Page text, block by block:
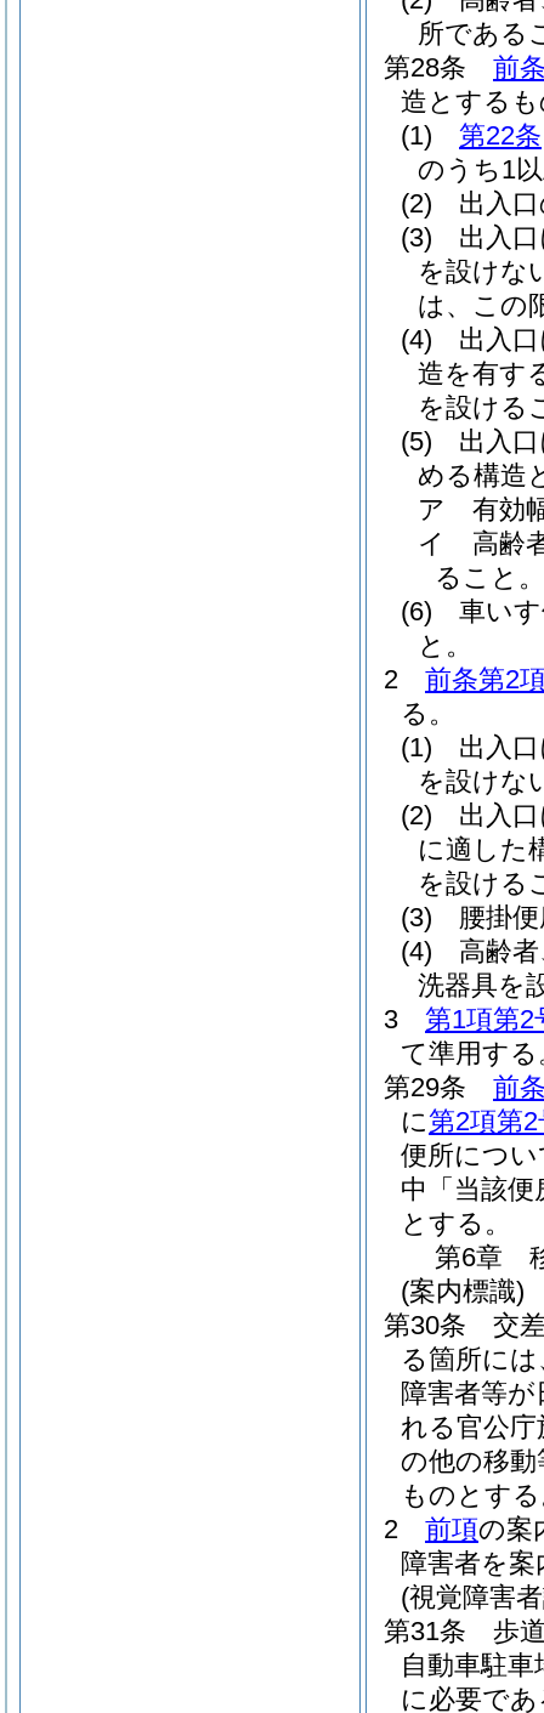
所である
第28条
前
造とする
(1)
第22条
のうち1
(2)
出入
(3)
出入
を設けな
は、この
(4)
出入
造を有す
を設ける
(5)
出入
める構造
ア
有効
イ
高齢
ること。
(6)
車い
と。
2
前条第2
る。
(1)
出入
を設けな
(2)
出入
に適した
を設ける
(3)
腰掛
(4)
高齢
洗器具を
3
第1項第2
て準用する
第29条
前
に第2項第2
便所につ
中「当該
とする。
第6章
(案内標識)
第30条
交
る箇所に
障害者等
れる官公
の他の移
ものとす
2
前項の案
障害者を
(視覚障害
第31条
歩
自動車駐
に必要で